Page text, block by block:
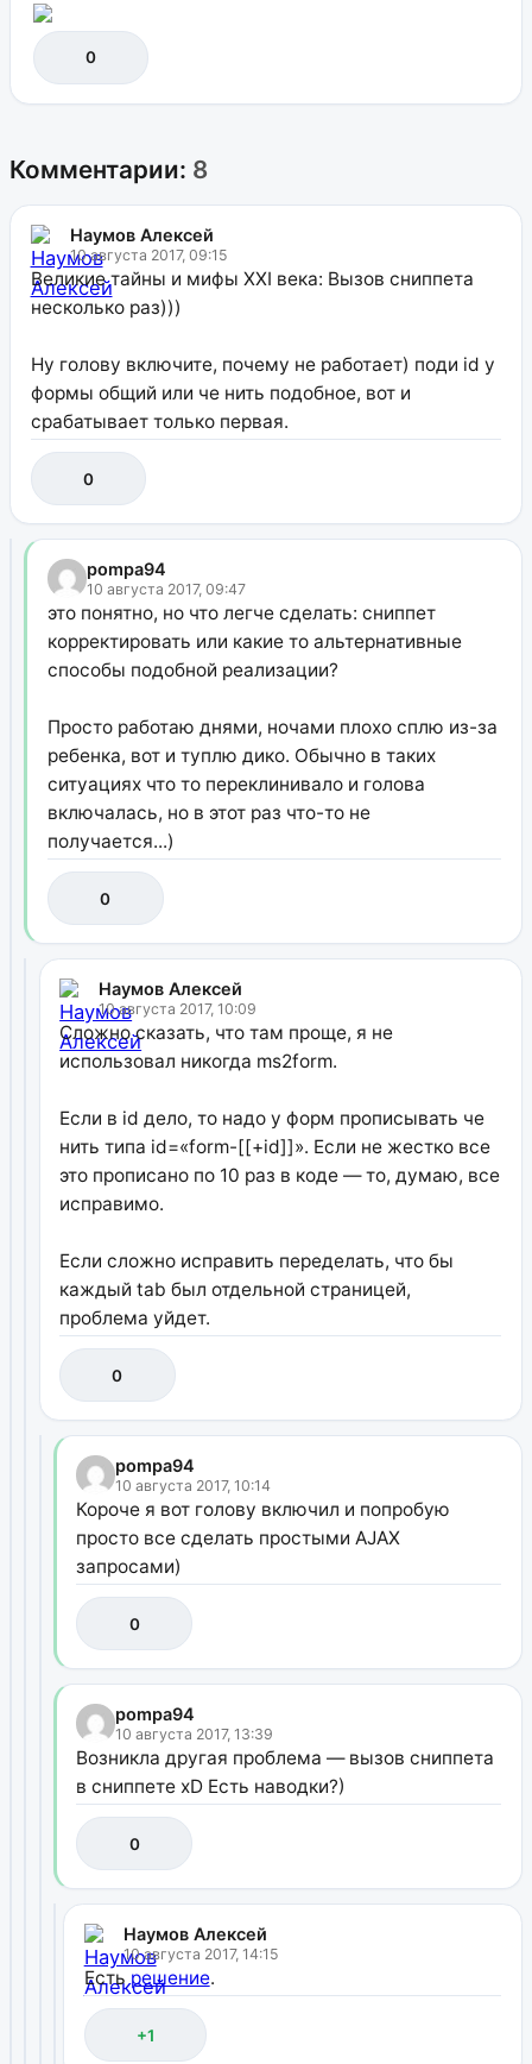
0
Комментарии: 8
Наумов Алексей
10 августа 2017, 09:15
Великие тайны и мифы XXI века: Вызов сниппета
несколько раз)))
Ну голову включите, почему не работает) поди id у
формы общий или че нить подобное, вот и
срабатывает только первая.
0
pompa94
10 августа 2017, 09:47
это понятно, но что легче сделать: сниппет
корректировать или какие то альтернативные
способы подобной реализации?
Просто работаю днями, ночами плохо сплю из-за
ребенка, вот и туплю дико. Обычно в таких
ситуациях что то переклинивало и голова
включалась, но в этот раз что-то не
получается...)
0
Наумов Алексей
10 августа 2017, 10:09
Сложно сказать, что там проще, я не
использовал никогда ms2form.
Если в id дело, то надо у форм прописывать че
нить типа id=«form-[[+id]]». Если не жестко все
это прописано по 10 раз в коде — то, думаю, все
исправимо.
Если сложно исправить переделать, что бы
каждый tab был отдельной страницей,
проблема уйдет.
0
pompa94
10 августа 2017, 10:14
Короче я вот голову включил и попробую
просто все сделать простыми AJAX
запросами)
0
pompa94
10 августа 2017, 13:39
Возникла другая проблема — вызов сниппета
в сниппете xD Есть наводки?)
0
Наумов Алексей
10 августа 2017, 14:15
Есть решение.
+1